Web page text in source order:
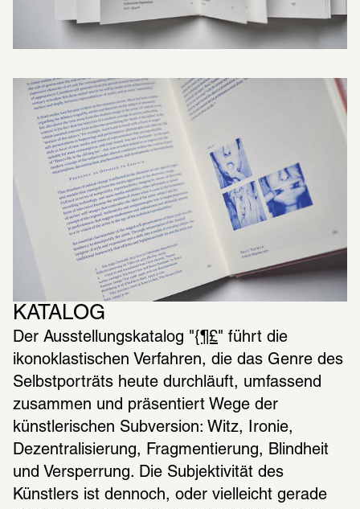
KATALOG
Der Ausstellungskatalog "{¶£" führt die
ikonoklastischen Verfahren, die das Genre des
Selbstporträts heute durchläuft, umfassend
zusammen und präsentiert Wege der
künstlerischen Subversion: Witz, Ironie,
Dezentralisierung, Fragmentierung, Blindheit
und Versperrung. Die Subjektivität des
Künstlers ist dennoch, oder vielleicht gerade